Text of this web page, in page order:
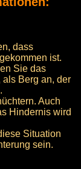
dass
ist.
Sie das
Berg an, der
Auch
Hindernis wird
Situation
sein.